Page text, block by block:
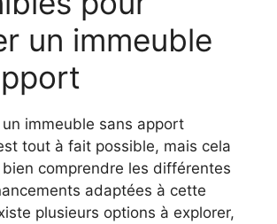
un immeuble
immeuble sans apport
tout à fait possible, mais cela
comprendre les différentes
adaptées à cette
plusieurs options à explorer,